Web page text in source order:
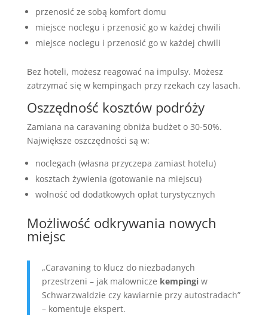
przenosić ze sobą komfort domu
miejsce noclegu i przenosić go w każdej chwili
miejsce noclegu i przenosić go w każdej chwili
Bez hoteli, możesz reagować na impulsy. Możesz
zatrzymać się w kempingach przy rzekach czy lasach.
Oszzędność kosztów podróży
Zamiana na caravaning obniża budżet o 30-50%.
Największe oszczędności są w:
noclegach (własna przyczepa zamiast hotelu)
kosztach żywienia (gotowanie na miejscu)
wolność od dodatkowych opłat turystycznych
Możliwość odkrywania nowych
miejsc
„Caravaning to klucz do niezbadanych
przestrzeni – jak malownicze kempingiw
Schwarzwaldzie czy kawiarnie przy autostradach”
– komentuje ekspert.